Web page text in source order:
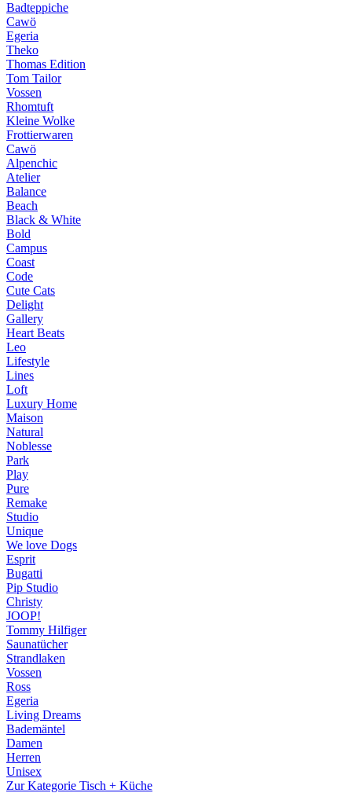
Badteppiche
Cawö
Egeria
Theko
Thomas Edition
Tom Tailor
Vossen
Rhomtuft
Kleine Wolke
Frottierwaren
Cawö
Alpenchic
Atelier
Balance
Beach
Black & White
Bold
Campus
Coast
Code
Cute Cats
Delight
Gallery
Heart Beats
Leo
Lifestyle
Lines
Loft
Luxury Home
Maison
Natural
Noblesse
Park
Play
Pure
Remake
Studio
Unique
We love Dogs
Esprit
Bugatti
Pip Studio
Christy
JOOP!
Tommy Hilfiger
Saunatücher
Strandlaken
Vossen
Ross
Egeria
Living Dreams
Bademäntel
Damen
Herren
Unisex
Zur Kategorie Tisch + Küche